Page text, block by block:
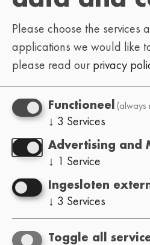
Please choose the services
applications we would like
please read our privacy
Functioneel (always
↓ 3 Services
Advertising and
↓ 1 Service
Ingesloten
↓ 3 Services
Toggle all